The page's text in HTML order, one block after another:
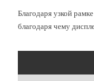
Благодаря узкой
благодаря чему